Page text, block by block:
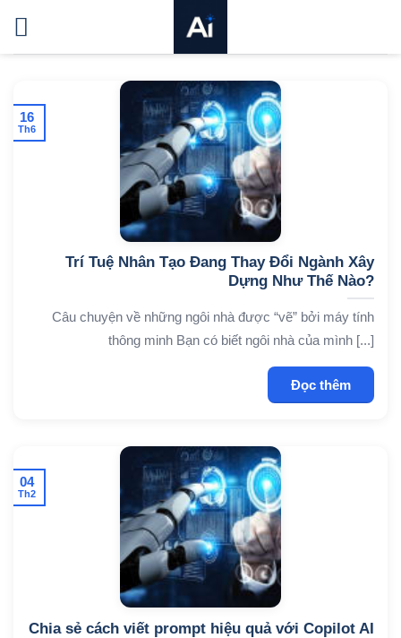
qua
nội
Trí Tuệ Nhân Tạo Đang Thay Đổi Ngành Xây
Dựng Như Thế Nào?
Câu chuyện về những ngôi nhà được “vẽ” bởi máy tính
thông minh Bạn có biết ngôi nhà của mình [...]
Đọc thêm
16
Th6
Chia sẻ cách viết prompt hiệu quả với Copilot AI
04
Th2